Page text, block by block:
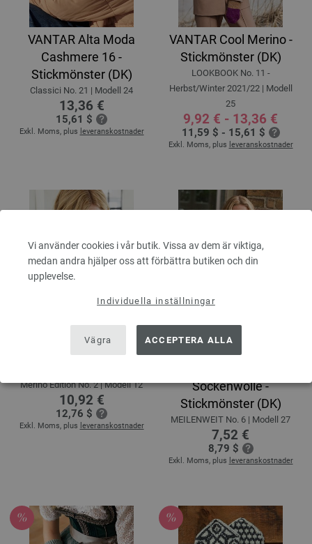
Vi använder cookies i vår butik. Vissa av dem är viktiga,
medan andra hjälper oss att förbättra butiken och din
upplevelse.
Individuella inställningar
Vägra ACCEPTERA ALLA
VANTAR Alta Moda
Cashmere 16 -
Stickmönster (DK)
Classici No. 21 | Modell 24
13,36 €
15,61 $
Exkl. Moms, plus leveranskostnader
VANTAR Cool Merino -
Stickmönster (DK)
LOOKBOOK No. 11 -
Herbst/Winter 2021/22 | Modell
25
9,92 € - 13,36 €
11,59 $ - 15,61 $
Exkl. Moms, plus leveranskostnader
VANTAR Cool Wool -
Merino Edition No. 2 | Modell 12
10,92 €
12,76 $
Exkl. Moms, plus leveranskostnader
PULSVÄRMARE
Sockenwolle -
Stickmönster (DK)
MEILENWEIT No. 6 | Modell 27
7,52 €
8,79 $
Exkl. Moms, plus leveranskostnader